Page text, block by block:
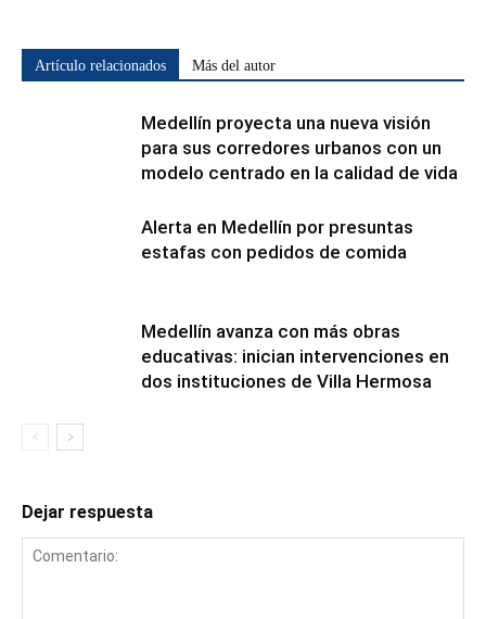
Artículo relacionados Más del autor
Medellín proyecta una nueva visión
para sus corredores urbanos con un
modelo centrado en la calidad de vida
Alerta en Medellín por presuntas
estafas con pedidos de comida
Medellín avanza con más obras
educativas: inician intervenciones en
dos instituciones de Villa Hermosa
Dejar respuesta